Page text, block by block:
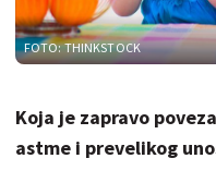
FOTO: THINKSTOCK
Koja je zapravo
astme i prevelikog